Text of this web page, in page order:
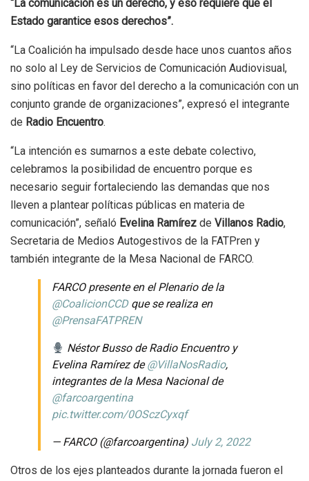
“La comunicación es un derecho, y eso requiere que el
Estado garantice esos derechos”.
“La Coalición ha impulsado desde hace unos cuantos años
no solo al Ley de Servicios de Comunicación Audiovisual,
sino políticas en favor del derecho a la comunicación con un
conjunto grande de organizaciones”, expresó el integrante
de Radio Encuentro.
“La intención es sumarnos a este debate colectivo,
celebramos la posibilidad de encuentro porque es
necesario seguir fortaleciendo las demandas que nos
lleven a plantear políticas públicas en materia de
comunicación”, señaló Evelina Ramírez de Villanos Radio,
Secretaria de Medios Autogestivos de la FATPren y
también integrante de la Mesa Nacional de FARCO.
FARCO presente en el Plenario de la
@CoalicionCCDque se realiza en
@PrensaFATPREN
Néstor Busso de Radio Encuentro y
Evelina Ramírez de@VillaNosRadio,
integrantes de la Mesa Nacional de
@farcoargentina
pic.twitter.com/0OSczCyxqf
— FARCO (@farcoargentina) July 2, 2022
Otros de los ejes planteados durante la jornada fueron el